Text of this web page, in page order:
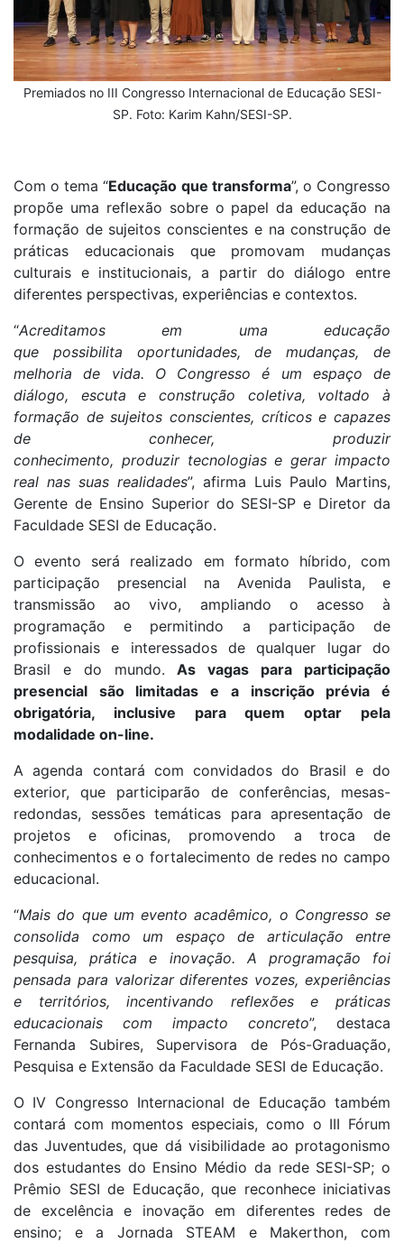
Premiados no III Congresso Internacional de Educação SESI-
SP. Foto: Karim Kahn/SESI-SP.
Com o tema “Educação que transforma”, o Congresso
propõe uma reflexão sobre o papel da educação na
formação de sujeitos conscientes e na construção de
práticas educacionais que promovam mudanças
culturais e institucionais, a partir do diálogo entre
diferentes perspectivas, experiências e contextos.
“Acreditamos em uma educação
que possibilita oportunidades, de mudanças, de
melhoria de vida. O Congresso é um espaço de
diálogo, escuta e construção coletiva, voltado à
formação de sujeitos conscientes, críticos e capazes
de conhecer, produzir
conhecimento, produzir tecnologias e gerar impacto
real nas suas realidades”, afirma Luis Paulo Martins,
Gerente de Ensino Superior do SESI-SP e Diretor da
Faculdade SESI de Educação.
O evento será realizado em formato híbrido, com
participação presencial na Avenida Paulista, e
transmissão ao vivo, ampliando o acesso à
programação e permitindo a participação de
profissionais e interessados de qualquer lugar do
Brasil e do mundo.As vagas para participação
presencial são limitadas e a inscrição prévia é
obrigatória, inclusive para quem optar pela
modalidade on-line.
A agenda contará com convidados do Brasil e do
exterior, que participarão de conferências, mesas-
redondas, sessões temáticas para apresentação de
projetos e oficinas, promovendo a troca de
conhecimentos e o fortalecimento de redes no campo
educacional.
“Mais do que um evento acadêmico, o Congresso se
consolida como um espaço de articulação entre
pesquisa, prática e inovação. A programação foi
pensada para valorizar diferentes vozes, experiências
e territórios, incentivando reflexões e práticas
educacionais com impacto concreto”, destaca
Fernanda Subires, Supervisora de Pós-Graduação,
Pesquisa e Extensão da Faculdade SESI de Educação.
O IV Congresso Internacional de Educação também
contará com momentos especiais, como o III Fórum
das Juventudes, que dá visibilidade ao protagonismo
dos estudantes do Ensino Médio da rede SESI-SP; o
Prêmio SESI de Educação, que reconhece iniciativas
de excelência e inovação em diferentes redes de
ensino; e a Jornada STEAM e Makerthon, com